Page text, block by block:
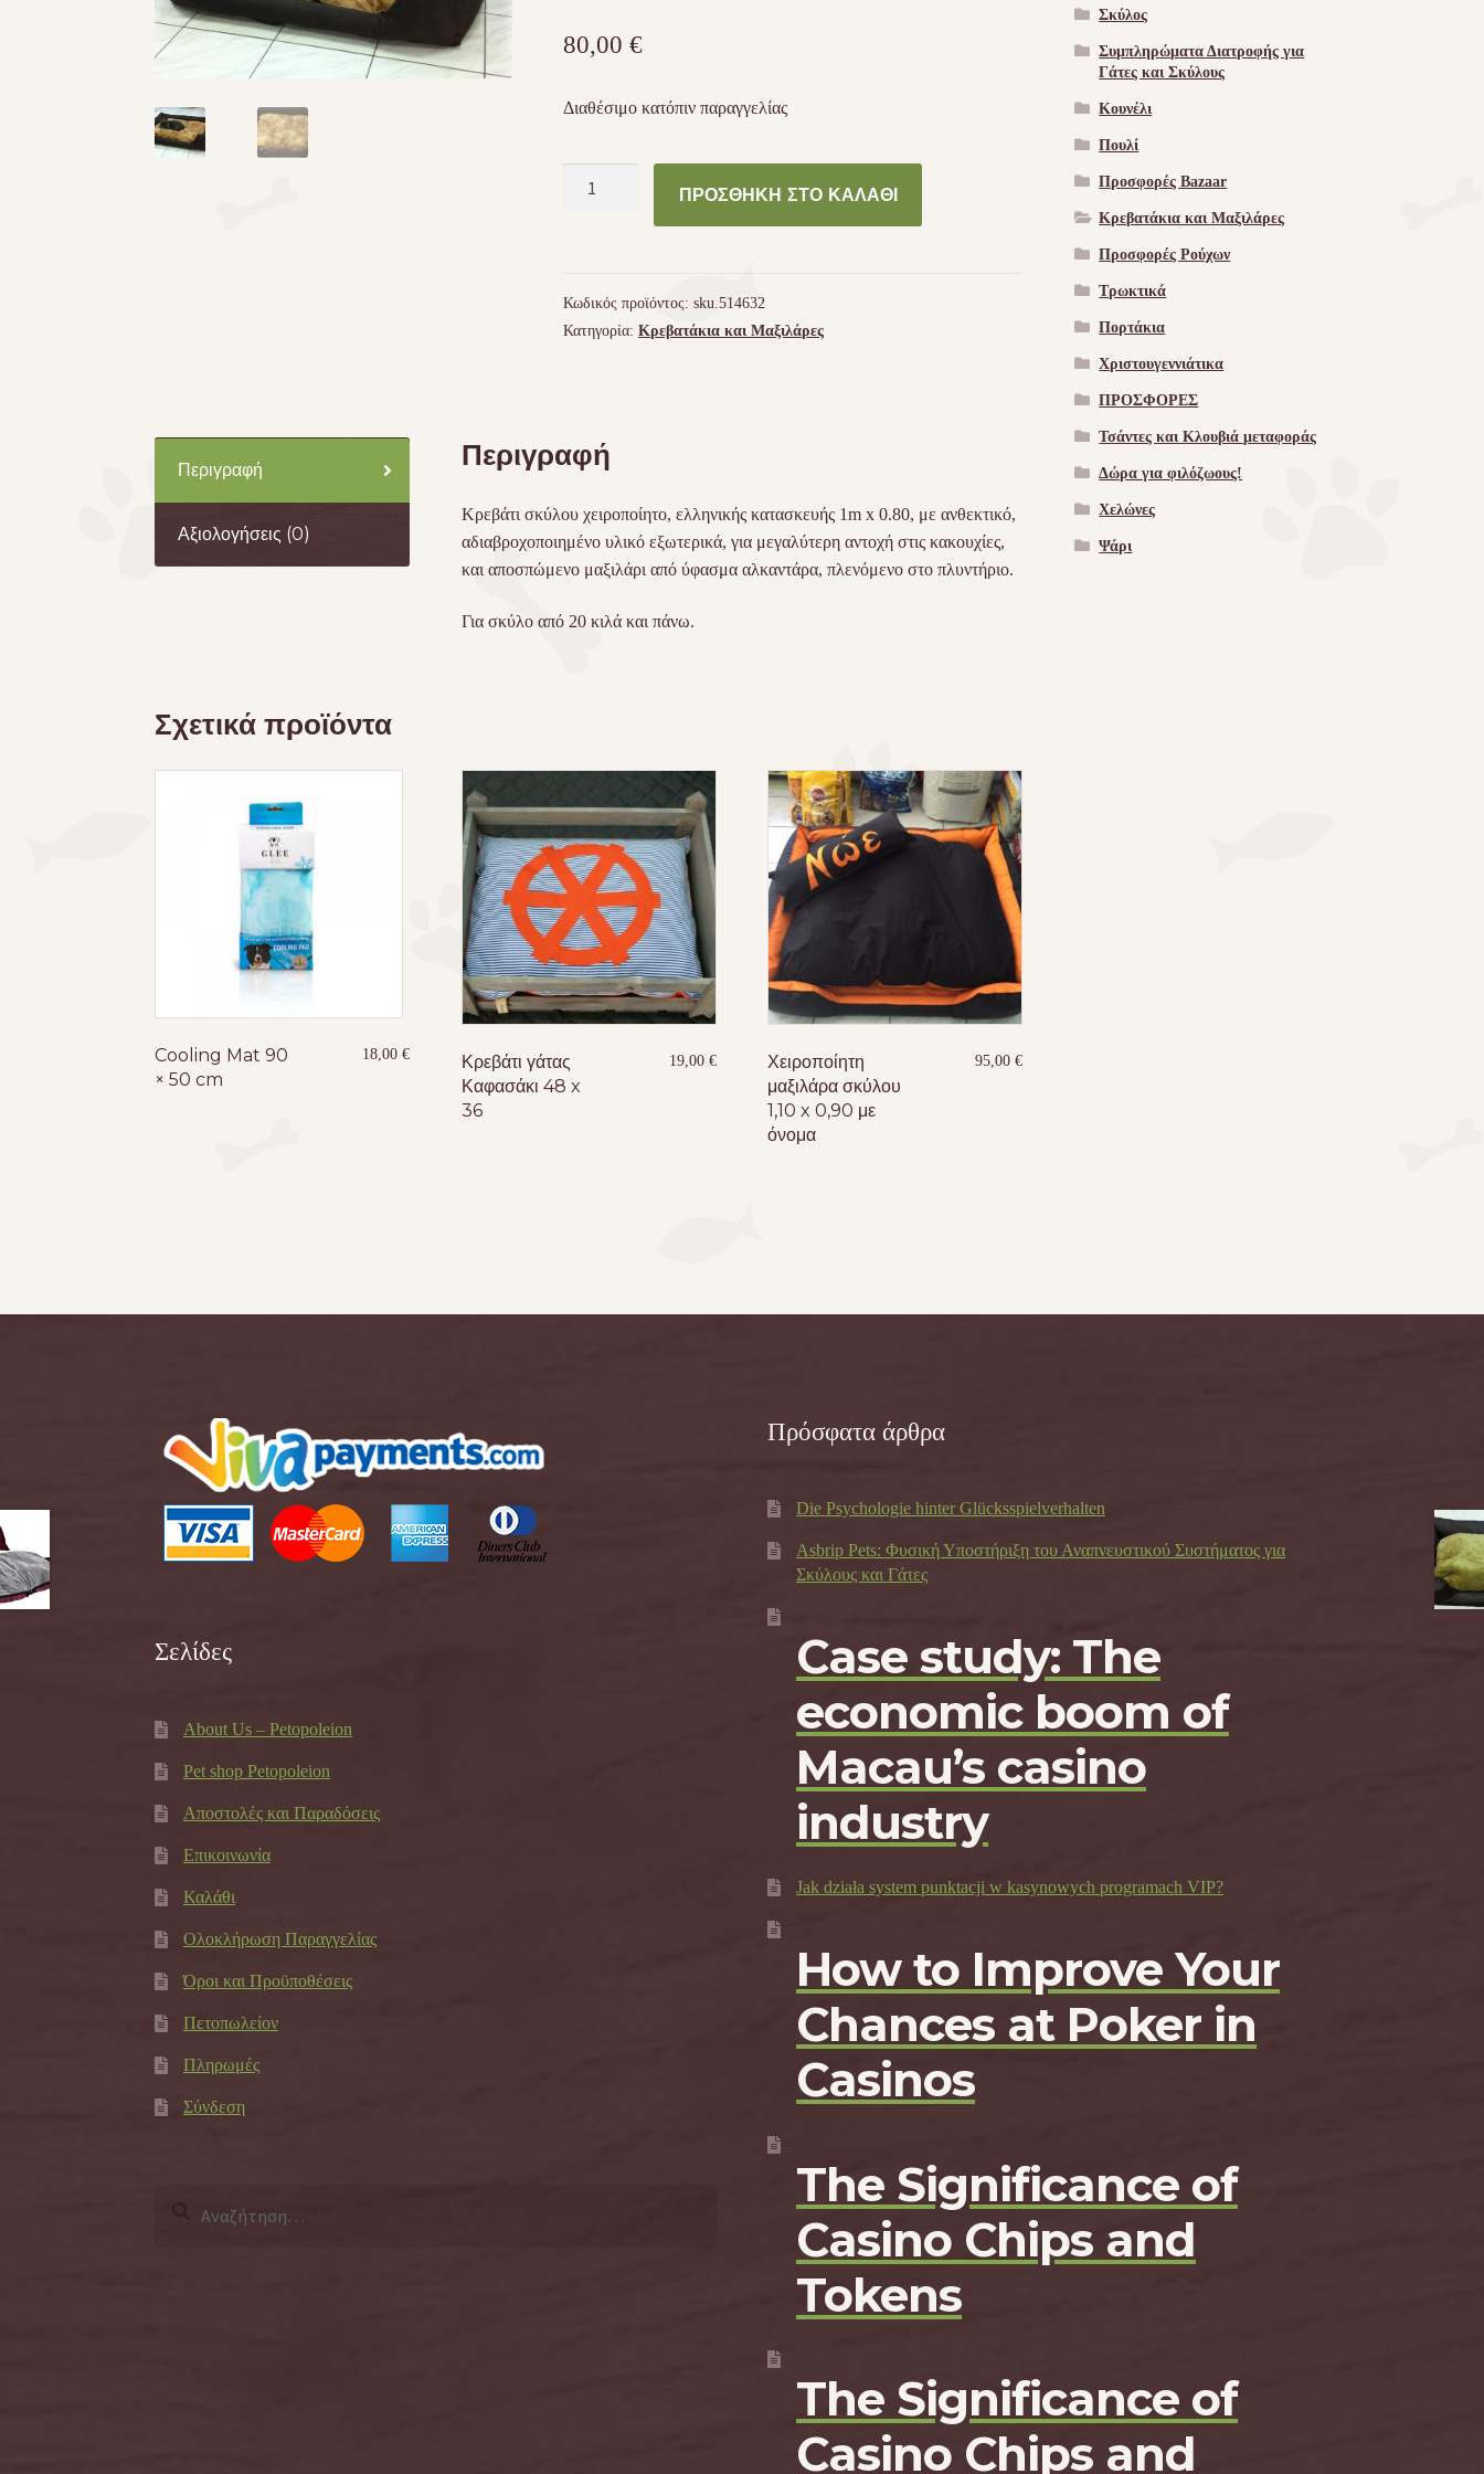
80,00€
Διαθέσιμο κατόπιν παραγγελίας
ποσότητα
ΠΡΟΣΘΉΚΗ ΣΤΟ ΚΑΛΆΘΙ
Κωδικός προϊόντος:sku.514632
Κατηγορία:Κρεβατάκια και Μαξιλάρες
Περιγραφή
Αξιολογήσεις (0)
Περιγραφή
Κρεβάτι σκύλου χειροποίητο, ελληνικής κατασκευής 1m x 0.80, με ανθεκτικό,
αδιαβροχοποιημένο υλικό εξωτερικά, για μεγαλύτερη αντοχή στις κακουχίες,
και αποσπώμενο μαξιλάρι από ύφασμα αλκαντάρα, πλενόμενο στο πλυντήριο.
Για σκύλο από 20 κιλά και πάνω.
Σχετικά προϊόντα
Cooling Mat 90
× 50 cm
18,00€
Κρεβάτι γάτας
Καφασάκι 48 x
36
19,00 €
Χειροποίητη
μαξιλάρα σκύλου
1,10 x 0,90 με
όνομα
95,00€
Σκύλος
Συμπληρώματα Διατροφής για
Γάτες και Σκύλους
Κουνέλι
Πουλί
Προσφορές Bazaar
Κρεβατάκια και Μαξιλάρες
Προσφορές Ρούχων
Τρωκτικά
Πορτάκια
Χριστουγεννιάτικα
ΠΡΟΣΦΟΡΕΣ
Τσάντες και Κλουβιά μεταφοράς
Δώρα για φιλόζωους!
Χελώνες
Ψάρι
Σελίδες
About Us – Petopoleion
Pet shop Petopoleion
Αποστολές και Παραδόσεις
Επικοινωνία
Καλάθι
Ολοκλήρωση Παραγγελίας
Όροι και Προϋποθέσεις
Πετοπωλείον
Πληρωμές
Σύνδεση
Πρόσφατα άρθρα
Die Psychologie hinter Glücksspielverhalten
Asbrip Pets: Φυσική Υποστήριξη του Αναπνευστικού Συστήματος για
Σκύλους και Γάτες
Case study: The
economic boom of
Macau’s casino
industry
Jak działa system punktacji w kasynowych programach VIP?
How to Improve Your
Chances at Poker in
Casinos
The Significance of
Casino Chips and
Tokens
The Significance of
Casino Chips and